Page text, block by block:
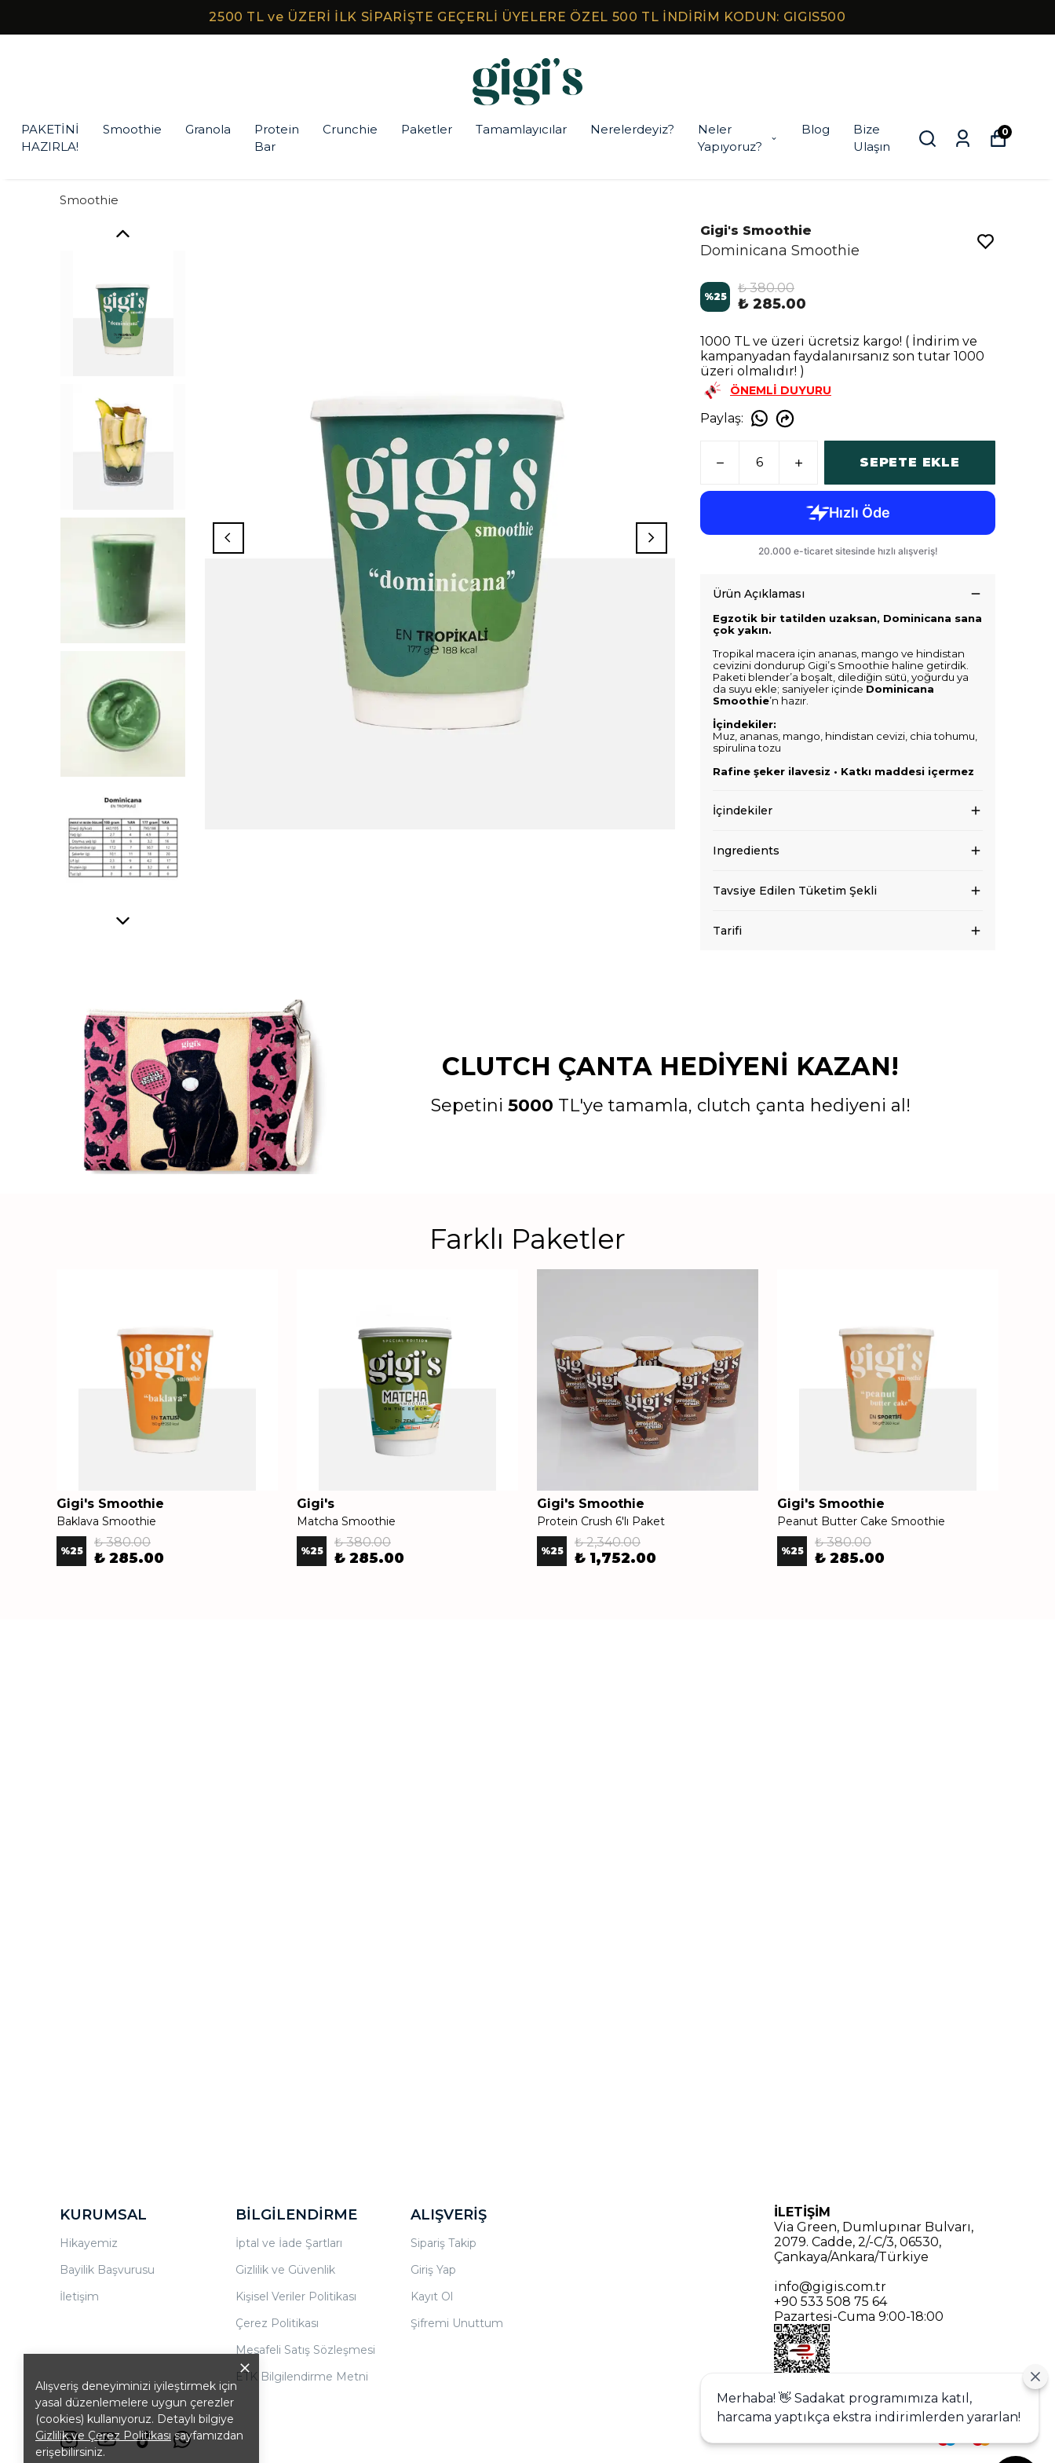
2500 TL ve ÜZERİ İLK SİPARİŞTE GEÇERLİ ÜYELERE ÖZEL 500 TL İNDİRİM KODUN: GIGIS500
PAKETİNİ
HAZIRLA!
Smoothie Granola
Protein
Bar
Crunchie Paketler Tamamlayıcılar Nerelerdeyiz?
Neler
Yapıyoruz?
Blog
Bize
Ulaşın
0
Alışveriş deneyiminizi iyileştirmek için
yasal düzenlemelere uygun çerezler
(cookies) kullanıyoruz. Detaylı bilgiye
Gizlilik ve Çerez Politikası sayfamızdan
erişebilirsiniz.
Smoothie
Gigi's Smoothie
Dominicana Smoothie
%25
₺ 380.00
₺ 285.00
1000 TL ve üzeri ücretsiz kargo! ( İndirim ve
kampanyadan faydalanırsanız son tutar 1000
üzeri olmalıdır! )
ÖNEMLİ DUYURU
Paylaş:
SEPETE EKLE
Ürün Açıklaması
Egzotik bir tatilden uzaksan, Dominicana sana
çok yakın.
Tropikal macera için ananas, mango ve hindistan
cevizini dondurup Gigi’s Smoothie haline getirdik.
Paketi blender’a boşalt, dilediğin sütü, yoğurdu ya
da suyu ekle; saniyeler içinde Dominicana
Smoothie’n hazır.
İçindekiler:
Muz, ananas, mango, hindistan cevizi, chia tohumu,
spirulina tozu
Rafine şeker ilavesiz • Katkı maddesi içermez
İçindekiler
Ingredients
Tavsiye Edilen Tüketim Şekli
Tarifi
CLUTCH ÇANTA HEDİYENİ KAZAN!
Sepetini 5000 TL'ye tamamla, clutch çanta hediyeni al!
Farklı Paketler
Gigi's Smoothie
Baklava Smoothie
%25
₺ 380.00
₺ 285.00
Gigi's
Matcha Smoothie
%25
₺ 380.00
₺ 285.00
Gigi's Smoothie
Protein Crush 6'lı Paket
%25
₺ 2,340.00
₺ 1,752.00
Gigi's Smoothie
Peanut Butter Cake Smoothie
%25
₺ 380.00
₺ 285.00
KURUMSAL
Hikayemiz
Bayilik Başvurusu
İletişim
BİLGİLENDİRME
İptal ve İade Şartları
Gizlilik ve Güvenlik
Kişisel Veriler Politikası
Çerez Politikası
Mesafeli Satış Sözleşmesi
ETK Bilgilendirme Metni
ALIŞVERİŞ
Sipariş Takip
Giriş Yap
Kayıt Ol
Şifremi Unuttum
İLETİŞİM
Via Green, Dumlupınar Bulvarı,
2079. Cadde, 2/-C/3, 06530,
Çankaya/Ankara/Türkiye
info@gigis.com.tr
+90 533 508 75 64
Pazartesi-Cuma 9:00-18:00
Merhaba! 👋 Sadakat programımıza katıl,
harcama yaptıkça ekstra indirimlerden yararlan!